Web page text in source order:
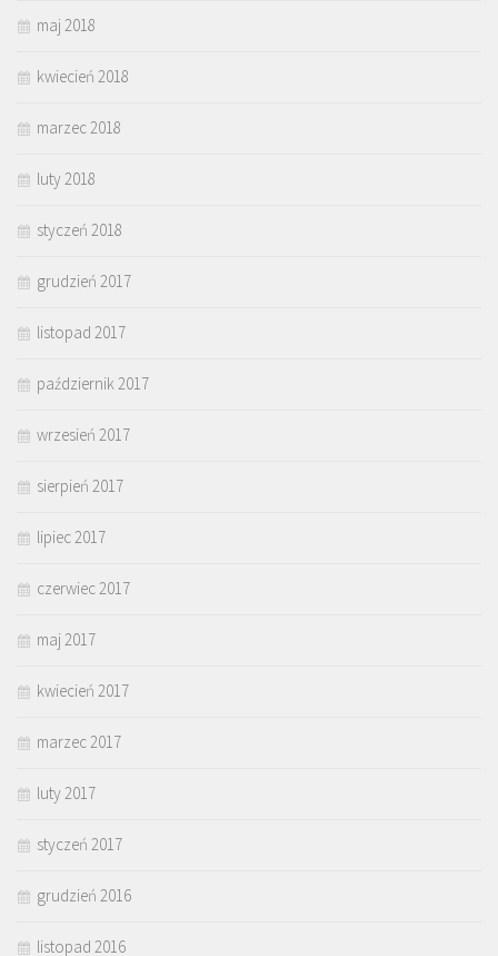
maj 2018
kwiecień 2018
marzec 2018
luty 2018
styczeń 2018
grudzień 2017
listopad 2017
październik 2017
wrzesień 2017
sierpień 2017
lipiec 2017
czerwiec 2017
maj 2017
kwiecień 2017
marzec 2017
luty 2017
styczeń 2017
grudzień 2016
listopad 2016